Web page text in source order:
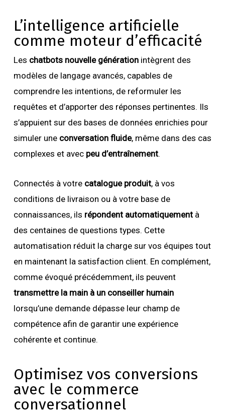
L’intelligence artificielle
comme moteur d’efficacité
Les chatbots nouvelle générationintègrent des
modèles de langage avancés, capables de
comprendre les intentions, de reformuler les
requêtes et d’apporter des réponses pertinentes. Ils
s’appuient sur des bases de données enrichies pour
simuler une conversation fluide, même dans des cas
complexes et avecpeu d’entraînement.
Connectés à votre catalogue produit, à vos
conditions de livraison ou à votre base de
connaissances, ils répondent automatiquement à
des centaines de questions types. Cette
automatisation réduit la charge sur vos équipes tout
en maintenant la satisfaction client. En complément,
comme évoqué précédemment, ils peuvent
transmettre la main à un conseiller humain
lorsqu’une demande dépasse leur champ de
compétence afin de garantir une expérience
cohérente et continue.
Optimisez vos conversions
avec le commerce
conversationnel